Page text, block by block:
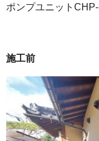
ポンプユニット
施工前